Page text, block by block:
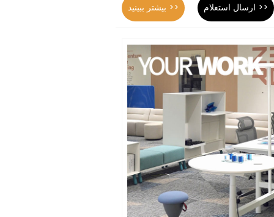
بیشتر ببینید >> ارسال استعلام >>